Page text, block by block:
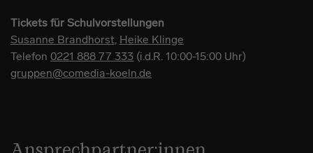
Tickets für Schulvorstellungen
Susanne Brandhorst Heike Klinge
Telefon 0221 888 77 333 (i.d.R. 10:00-15:00 Uhr)
gruppen@comedia-koeln.de